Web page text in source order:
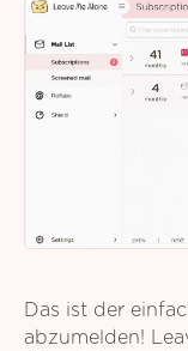
Das ist der
abzumelden!